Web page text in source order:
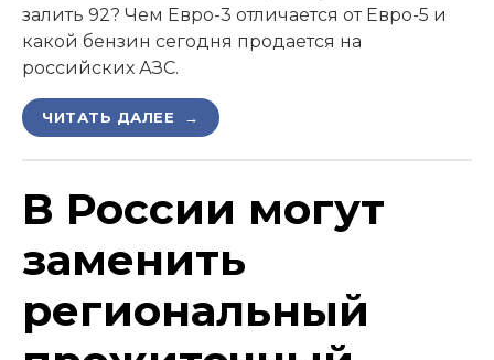
залить 92? Чем Евро-3 отличается от Евро-5 и
какой бензин сегодня продается на
российских АЗС.
ЧИТАТЬ ДАЛЕЕ →
В России могут
заменить
региональный